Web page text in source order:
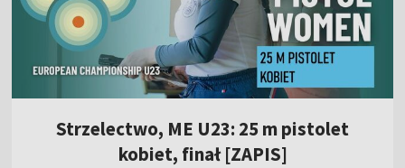
Strzelectwo, ME U23: 25 m pistolet
kobiet, finał [ZAPIS]